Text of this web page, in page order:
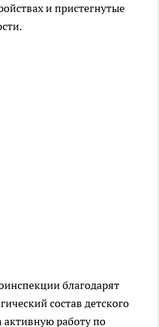
и пристегнутые
благодарят
состав детского
активную работу по